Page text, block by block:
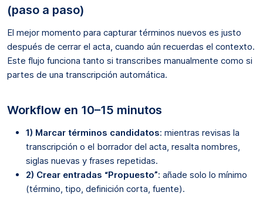
(paso a paso)
El mejor momento para capturar términos nuevos es justo
después de cerrar el acta, cuando aún recuerdas el contexto.
Este flujo funciona tanto si transcribes manualmente como si
partes de una transcripción automática.
Workflow en 10–15 minutos
1) Marcar términos candidatos: mientras revisas la
transcripción o el borrador del acta, resalta nombres,
siglas nuevas y frases repetidas.
2) Crear entradas “Propuesto”: añade solo lo mínimo
(término, tipo, definición corta, fuente).